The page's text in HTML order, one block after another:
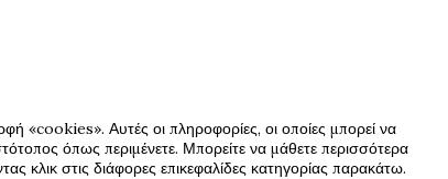
«cookies». Αυτές οι πληροφορίες, οι οποίες μπορεί να
όπως περιμένετε. Μπορείτε να μάθετε περισσότερα
κλικ στις διάφορες επικεφαλίδες κατηγορίας παρακάτω.